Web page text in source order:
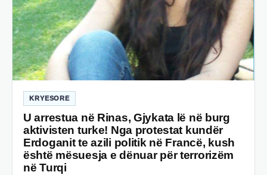
KRYESORE
U arrestua në Rinas, Gjykata lë në burg
aktivisten turke! Nga protestat kundër
Erdoganit te azili politik në Francë, kush
është mësuesja e dënuar për terrorizëm
në Turqi